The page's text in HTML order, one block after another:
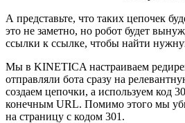
А представьте, что таких цепочек
это не заметно, но робот будет
ссылки к ссылке, чтобы найти
Мы в KINETICA настраиваем
отправляли бота сразу на
создаем цепочки, а используем код
конечным URL. Помимо этого мы
на страницу с кодом 301.